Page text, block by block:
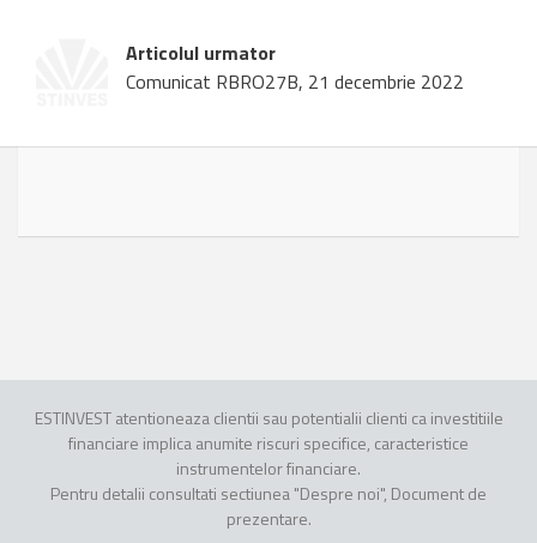
Articolul urmator
Comunicat RBRO27B, 21 decembrie 2022
ESTINVEST atentioneaza clientii sau potentialii clienti ca investitiile
financiare implica anumite riscuri specifice, caracteristice
instrumentelor financiare.
Pentru detalii consultati sectiunea "Despre noi", Document de
prezentare.